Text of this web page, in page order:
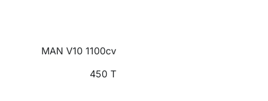
MAN V10 1100cv
450 T